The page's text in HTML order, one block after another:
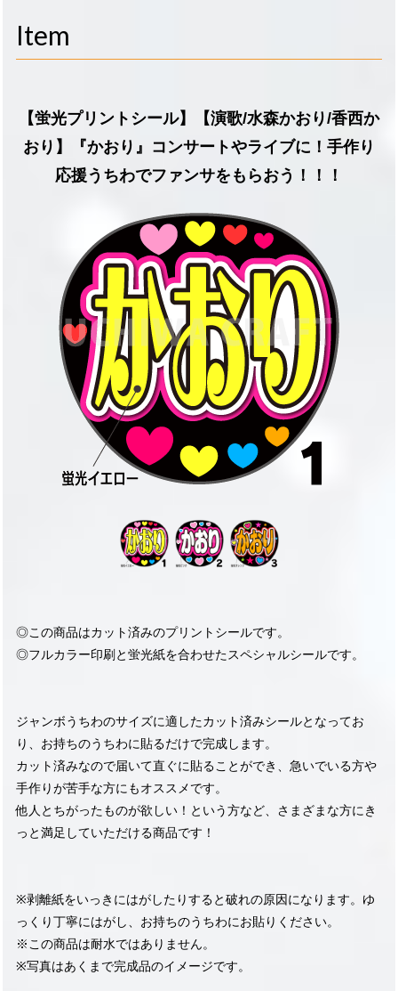
Item
【蛍光プリントシール】【演歌/水森かおり/香西か
おり】『かおり』コンサートやライブに！手作り
応援うちわでファンサをもらおう！！！
◎この商品はカット済みのプリントシールです。
◎フルカラー印刷と蛍光紙を合わせたスペシャルシールです。
ジャンボうちわのサイズに適したカット済みシールとなってお
り、お持ちのうちわに貼るだけで完成します。
カット済みなので届いて直ぐに貼ることができ、急いでいる方や
手作りが苦手な方にもオススメです。
他人とちがったものが欲しい！という方など、さまざまな方にき
っと満足していただける商品です！
※剥離紙をいっきにはがしたりすると破れの原因になります。ゆ
っくり丁寧にはがし、お持ちのうちわにお貼りください。
※この商品は耐水ではありません。
※写真はあくまで完成品のイメージです。